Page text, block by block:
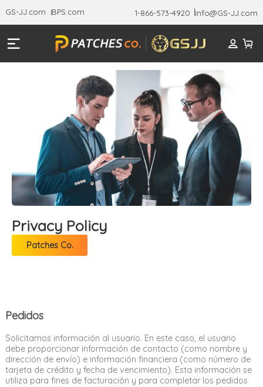
GS-JJ.com BPS.com 1-866-573-4920 Info@GS-JJ.com
Privacy Policy
Patches Co.
Pedidos
Solicitamos información al usuario. En este caso, el usuario
debe proporcionar información de contacto (como nombre y
dirección de envío) e información financiera (como número de
tarjeta de crédito y fecha de vencimiento). Esta información se
utiliza para fines de facturación y para completar los pedidos